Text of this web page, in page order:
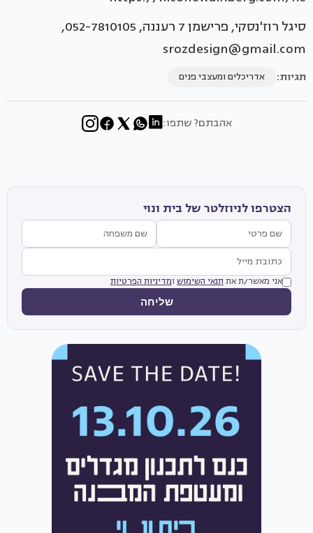
סיגל רוז'נסקי, פרישמן 7 רעננה, 052-7810105,
srozdesign@gmail.com
תגיות: אדריכלים ומעצבי פנים
אהבתם? שתפו:
הצטרפו לניוזלטר של בית ונוי
אני מאשר/ת את תנאי השימוש ומדיניות הפרטיות
שליחה